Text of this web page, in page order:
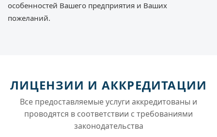
особенностей Вашего предприятия и Ваших
пожеланий.
ЛИЦЕНЗИИ И АККРЕДИТАЦИИ
Все предоставляемые услуги аккредитованы и
проводятся в соответствии с требованиями
законодательства